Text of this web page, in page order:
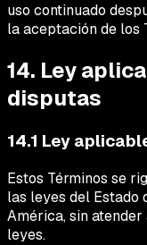
uso continuado
la aceptación de los
14. Ley
disputas
14.1 Ley
Estos Términos se
las leyes del Estado
América, sin
leyes.